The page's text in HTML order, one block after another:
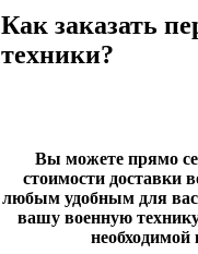
Как заказать
техники?
Вы можете прямо
стоимости доставки
любым удобным для вас
вашу военную
необходимой